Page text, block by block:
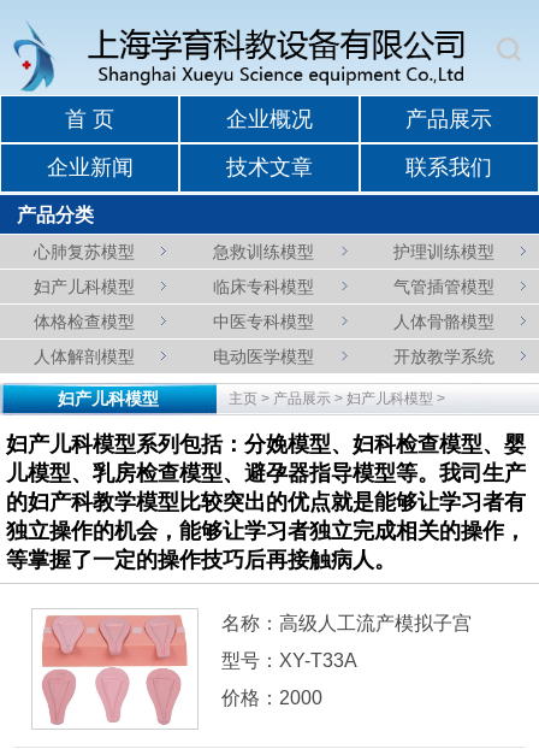
首 页 企业概况 产品展示
企业新闻 技术文章 联系我们
产品分类
心肺复苏模型 急救训练模型
护理训练模型
妇产儿科模型
临床专科模型
气管插管模型
体格检查模型
中医专科模型
人体骨骼模型
人体解剖模型
电动医学模型 开放教学系统
妇产儿科模型 主页 > 产品展示 > 妇产儿科模型 >
妇产儿科模型系列包括：分娩模型、妇科检查模型、婴
儿模型、乳房检查模型、避孕器指导模型等。我司生产
的妇产科教学模型比较突出的优点就是能够让学习者有
独立操作的机会，能够让学习者独立完成相关的操作，
等掌握了一定的操作技巧后再接触病人。
名称：高级人工流产模拟子宫
型号：XY-T33A
价格：2000